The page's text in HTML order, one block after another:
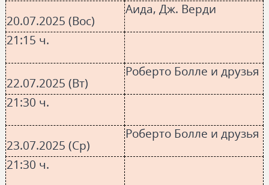
20.07.2025 (Вос)
Аида, Дж. Верди
21:15 ч.
22.07.2025 (Вт)
Роберто Болле и друзья
21:30 ч.
23.07.2025 (Ср)
Роберто Болле и друзья
21:30 ч.